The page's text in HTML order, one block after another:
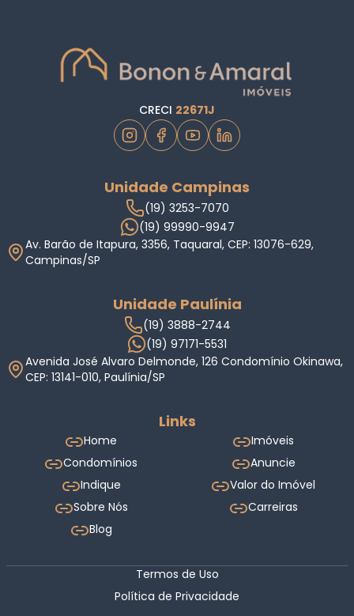
CRECI 22671J
Unidade Campinas
(19) 3253-7070
(19) 99990-9947
Av. Barão de Itapura, 3356, Taquaral, CEP: 13076-629,
Campinas/SP
Unidade Paulínia
(19) 3888-2744
(19) 97171-5531
Avenida José Alvaro Delmonde, 126 Condomínio Okinawa,
CEP: 13141-010, Paulínia/SP
Links
Home
Imóveis
Condomínios
Anuncie
Indique
Valor do Imóvel
Sobre Nós
Carreiras
Blog
Termos de Uso
Política de Privacidade